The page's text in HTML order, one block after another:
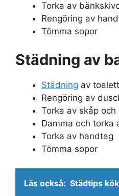
Torka av
Rengöring av
Tömma sopor
Städning av
Städning av
Rengöring av
Torka av skåp och
Damma och torka
Torka av handtag
Tömma sopor
Läs också: Städtips kök